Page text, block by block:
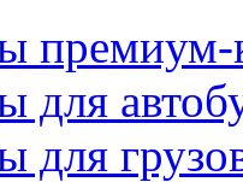
премиум-
для
для